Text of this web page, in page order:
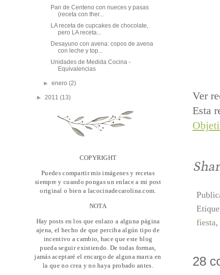
Ver
Esta
fiesta,
28
Pan de Centeno con nueces y pasas
(receta con ther...
LA receta de cupcakes de chocolate,
pero LA receta...
Desayuno con avena: copos de avena
con leche y top...
Unidades de Medida Cocina -
Equivalencias
►enero(2)
► 2011 (13)
COPYRIGHT
Puedes compartir mis imágenes y recetas
siempre y cuando pongas un enlace a mi post
original o bien a lacocinadecarolina.com.
NOTA
Hay posts en los que enlazo a alguna página
ajena, el hecho de que perciba algún tipo de
incentivo a cambio, hace que este blog
pueda seguir existiendo. De todas formas,
jamás aceptaré el encargo de alguna marca en
la que no crea y no haya probado antes.